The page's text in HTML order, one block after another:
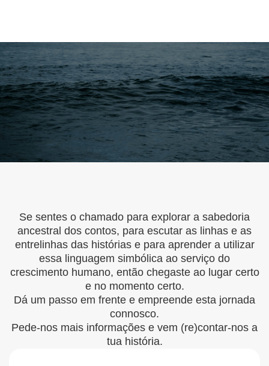
Se sentes o chamado para explorar a sabedoria
ancestral dos contos, para escutar as linhas e as
entrelinhas das histórias e para aprender a utilizar
essa linguagem simbólica ao serviço do
crescimento humano, então chegaste ao lugar certo
e no momento certo.
Dá um passo em frente e empreende esta jornada
connosco.
Pede-nos mais informações e vem (re)contar-nos a
tua história.